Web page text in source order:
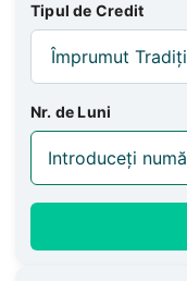
Tipul de Credit
Nr. de Luni